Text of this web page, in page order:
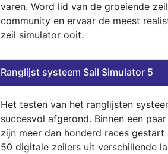
varen. Word lid van de groeiende zeil
community en ervaar de meest
zeil simulator ooit.
Ranglijst systeem Sail Simulator 5
Het testen van het ranglijsten
succesvol afgerond. Binnen een
zijn meer dan honderd races gestart
50 digitale zeilers uit verschillende